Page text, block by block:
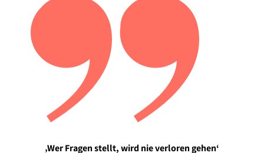
‚Wer Fragen stellt, wird nie verloren gehen‘